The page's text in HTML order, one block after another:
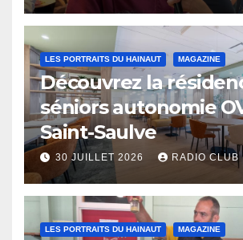
LES PORTRAITS DU HAINAUT MAGAZINE
Découvrez la
séniors autonomie
Saint-Saulve
30 JUILLET 2026 RADIO CLUB
LES PORTRAITS DU HAINAUT MAGAZINE